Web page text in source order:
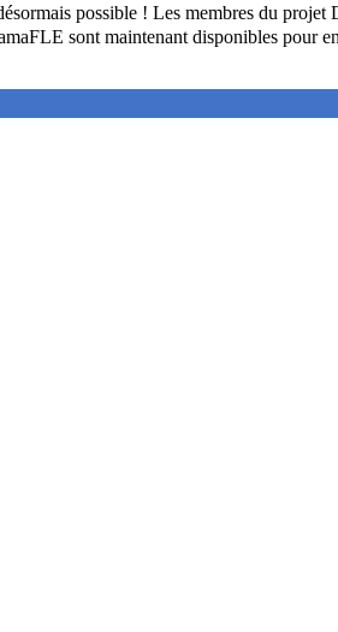
possible ! Les membres du
sont maintenant disponibles pour